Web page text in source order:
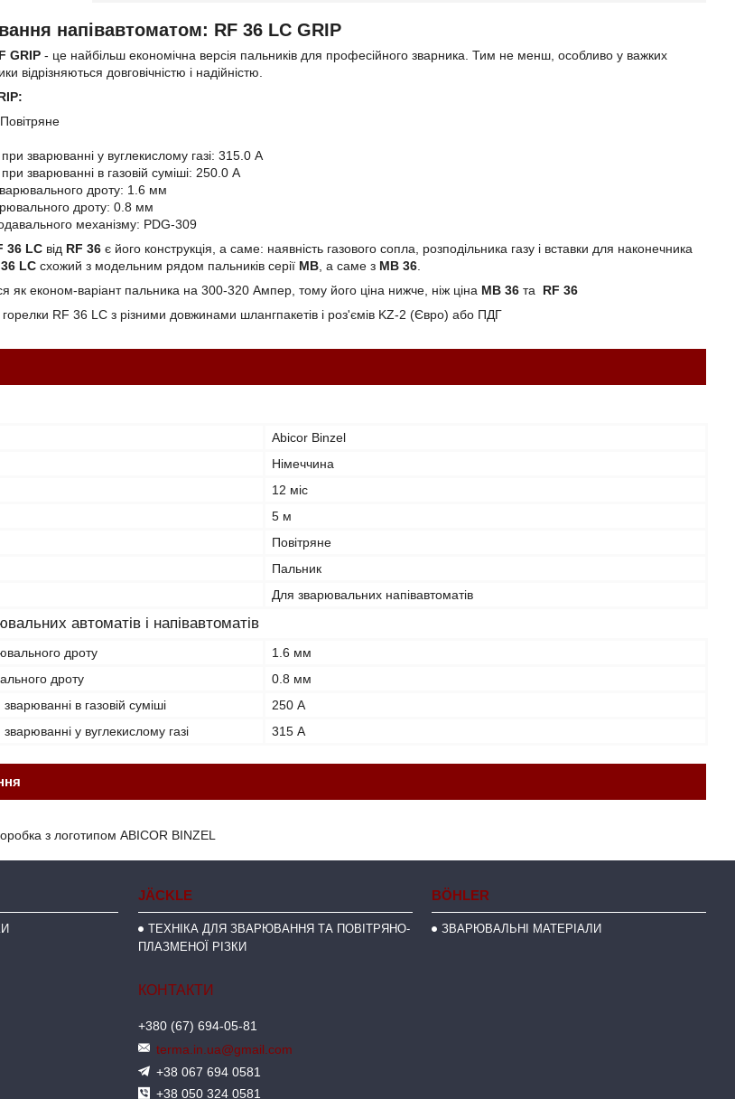
напівавтоматом: RF 36 LC GRIP
GRIP - це найбільш економічна версія пальників для професійного зварника. Тим не менш, особливо у важких
відрізняються довговічністю і надійністю.
зварюванні у вуглекислому газі: 315.0 А
зварюванні в газовій суміші: 250.0 А
дроту: 1.6 мм
дроту: 0.8 мм
механізму: PDG-309
36 LC від RF 36 є його конструкція, а саме: наявність газового сопла, розподільника газу і вставки для наконечника
LC схожий з модельним рядом пальників серії MB , а саме з MB 36
як економ-варіант пальника на 300-320 Ампер, тому його ціна нижче, ніж ціна MB 36 та RF 36
горелки RF 36 LC з різними довжинами шлангпакетів і роз'ємів KZ-2 (Євро) або ПДГ
Abicor Binzel
Німеччина
12 міс
5 м
Повітряне
Пальник
Для зварювальних напівавтоматів
автоматів і напівавтоматів
дроту
1.6 мм
дроту
0.8 мм
в газовій суміші
250 А
у вуглекислому газі
315 А
з логотипом ABICOR BINZEL
JÄCKLE
ТЕХНІКА ДЛЯ ЗВАРЮВАННЯ ТА ПОВІТРЯНО-
ПЛАЗМЕНОЇ РІЗКИ
BÖHLER
ЗВАРЮВАЛЬНІ МАТЕРІАЛИ
+380 (67) 694-05-81
terma.in.ua@gmail.com
+38 067 694 0581
+38 050 324 0581